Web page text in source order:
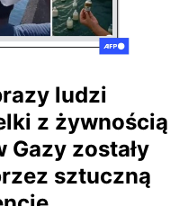
ludzi
z żywnością
Gazy zostały
sztuczną